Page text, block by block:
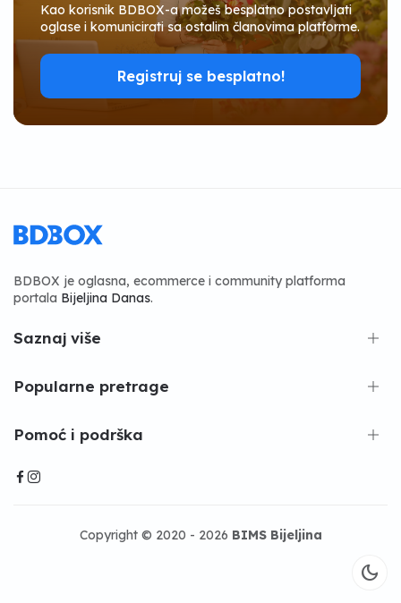
Kao korisnik BDBOX-a možeš besplatno postavljati
oglase i komunicirati sa ostalim članovima platforme.
Registruj se besplatno!
BDBOX je oglasna, ecommerce i community platforma
portala Bijeljina Danas.
Saznaj više
Popularne pretrage
Pomoć i podrška
Copyright © 2020 - 2026 BIMS Bijeljina
dark_mode